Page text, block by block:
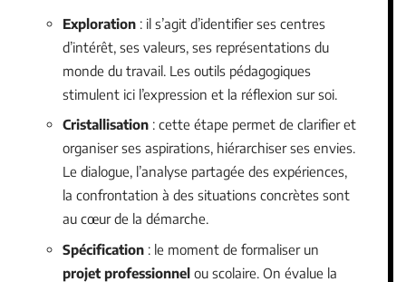
Exploration : il s’agit d’identifier ses centres
d’intérêt, ses valeurs, ses représentations du
monde du travail. Les outils pédagogiques
stimulent ici l’expression et la réflexion sur soi.
Cristallisation : cette étape permet de clarifier et
organiser ses aspirations, hiérarchiser ses envies.
Le dialogue, l’analyse partagée des expériences,
la confrontation à des situations concrètes sont
au cœur de la démarche.
Spécification : le moment de formaliser un
projet professionnel ou scolaire. On évalue la